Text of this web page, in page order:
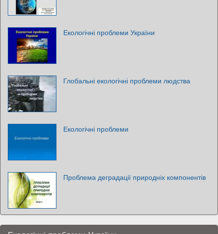
Екологічні проблеми України
Глобальні екологічні проблеми людства
Екологічні проблеми
Проблема деградації природніх компонентів